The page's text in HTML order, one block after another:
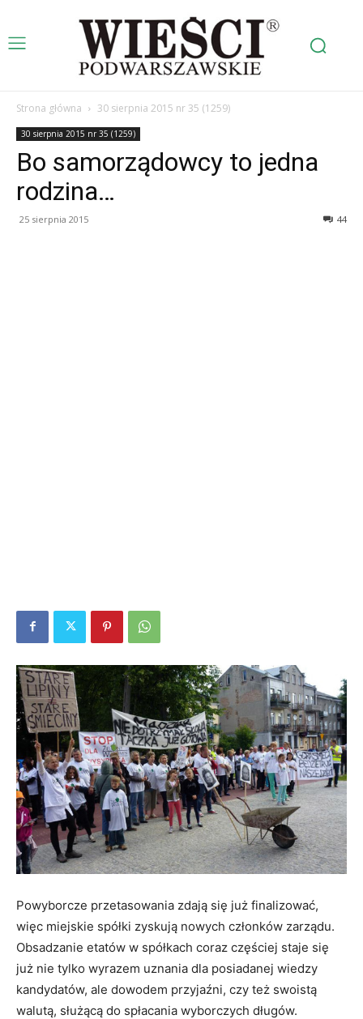
Strona główna 30 sierpnia 2015 nr 35 (1259)
30 sierpnia 2015 nr 35 (1259)
Bo samorządowcy to jedna
rodzina…
25 sierpnia 2015 44
Powyborcze przetasowania zdają się już finalizować,
więc miejskie spółki zyskują nowych członków zarządu.
Obsadzanie etatów w spółkach coraz częściej staje się
już nie tylko wyrazem uznania dla posiadanej wiedzy
kandydatów, ale dowodem przyjaźni, czy też swoistą
walutą, służącą do spłacania wyborczych długów.